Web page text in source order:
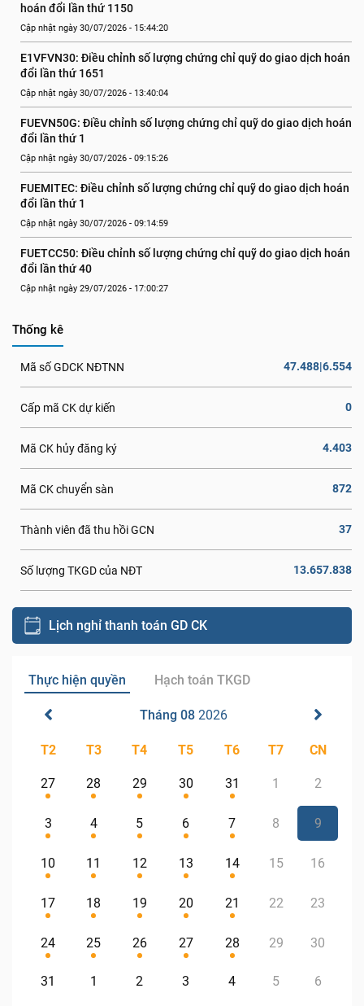
hoán đổi lần thứ 1150
Cập nhật ngày 30/07/2026 - 15:44:20
E1VFVN30: Điều chỉnh số lượng chứng chỉ quỹ do giao dịch hoán
đổi lần thứ 1651
Cập nhật ngày 30/07/2026 - 13:40:04
FUEVN50G: Điều chỉnh số lượng chứng chỉ quỹ do giao dịch hoán
đổi lần thứ 1
Cập nhật ngày 30/07/2026 - 09:15:26
FUEMITEC: Điều chỉnh số lượng chứng chỉ quỹ do giao dịch hoán
đổi lần thứ 1
Cập nhật ngày 30/07/2026 - 09:14:59
FUETCC50: Điều chỉnh số lượng chứng chỉ quỹ do giao dịch hoán
đổi lần thứ 40
Cập nhật ngày 29/07/2026 - 17:00:27
Thống kê
Mã số GDCK NĐTNN 47.488|6.554
Cấp mã CK dự kiến 0
Mã CK hủy đăng ký 4.403
Mã CK chuyển sàn 872
Thành viên đã thu hồi GCN 37
Số lượng TKGD của NĐT 13.657.838
Lịch nghỉ thanh toán GD CK
Thực hiện quyền Hạch toán TKGD
Tháng 08 2026
T2 T3 T4 T5 T6 T7 CN
27 28 29 30 31 1 2
3 4 5 6 7 8 9
10 11 12 13 14 15 16
17 18 19 20 21 22 23
24 25 26 27 28 29 30
31 1 2 3 4 5 6